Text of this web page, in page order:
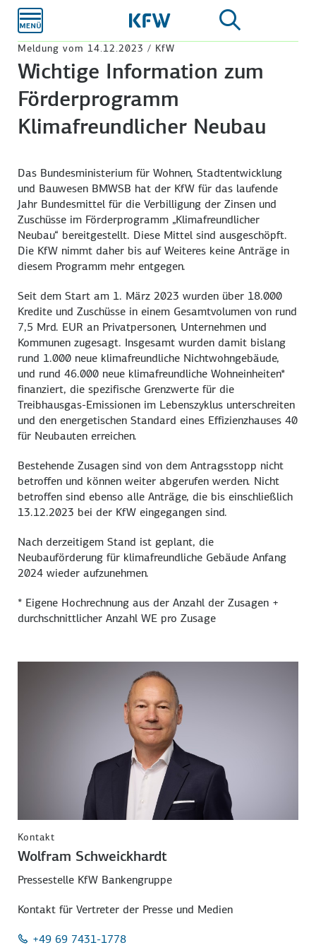
Hauptinhalt
Meldung vom 14.12.2023 / KfW
Wichtige Information zum
Förderprogramm
Klimafreundlicher Neubau
Das Bundesministerium für Wohnen, Stadtentwicklung
und Bauwesen BMWSB hat der KfW für das laufende
Jahr Bundesmittel für die Verbilligung der Zinsen und
Zuschüsse im Förderprogramm „Klimafreundlicher
Neubau“ bereitgestellt. Diese Mittel sind ausgeschöpft.
Die KfW nimmt daher bis auf Weiteres keine Anträge in
diesem Programm mehr entgegen.
Seit dem Start am 1. März 2023 wurden über 18.000
Kredite und Zuschüsse in einem Gesamtvolumen von rund
7,5 Mrd. EUR an Privatpersonen, Unternehmen und
Kommunen zugesagt. Insgesamt wurden damit bislang
rund 1.000 neue klimafreundliche Nichtwohngebäude,
und rund 46.000 neue klimafreundliche Wohneinheiten*
finanziert, die spezifische Grenzwerte für die
Treibhausgas-Emissionen im Lebenszyklus unterschreiten
und den energetischen Standard eines Effizienzhauses 40
für Neubauten erreichen.
Bestehende Zusagen sind von dem Antragsstopp nicht
betroffen und können weiter abgerufen werden. Nicht
betroffen sind ebenso alle Anträge, die bis einschließlich
13.12.2023 bei der KfW eingegangen sind.
Nach derzeitigem Stand ist geplant, die
Neubauförderung für klimafreundliche Gebäude Anfang
2024 wieder aufzunehmen.
* Eigene Hochrechnung aus der Anzahl der Zusagen +
durchschnittlicher Anzahl WE pro Zusage
Kontakt
Wolfram Schweickhardt
Pressestelle KfW Bankengruppe
Kontakt für Vertreter der Presse und Medien
+49 69 7431-1778